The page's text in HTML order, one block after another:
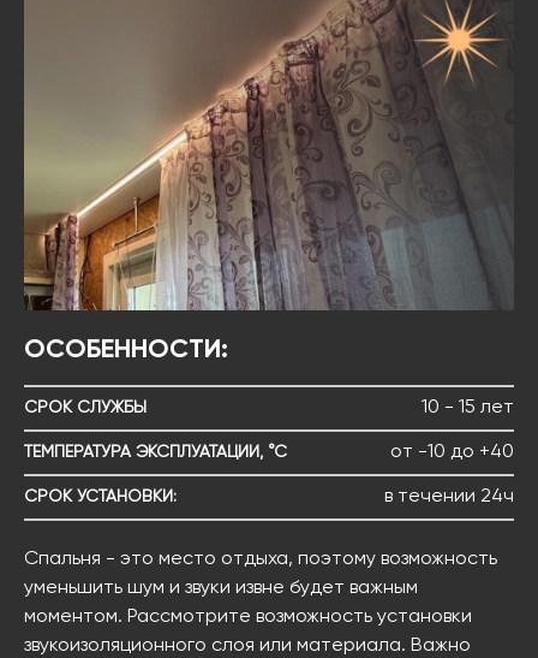
ОСОБЕННОСТИ:
СРОК СЛУЖБЫ 10 - 15 лет
ТЕМПЕРАТУРА ЭКСПЛУАТАЦИИ, °С от -10 до +40
СРОК УСТАНОВКИ: в течении 24ч
Cпальня - это место отдыха, поэтому возможность
уменьшить шум и звуки извне будет важным
моментом. Рассмотрите возможность установки
звукоизоляционного слоя или материала. Важно